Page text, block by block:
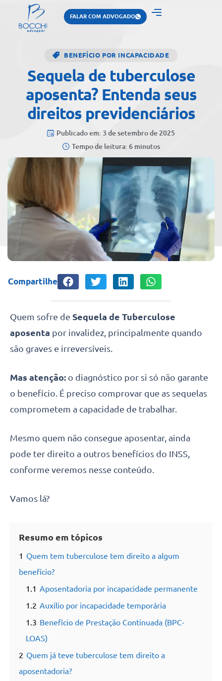
FALAR COM ADVOGADO
BENEFÍCIO POR INCAPACIDADE
Sequela de tuberculose
aposenta? Entenda seus
direitos previdenciários
Publicado em: 3 de setembro de 2025
Tempo de leitura: 6 minutos
Compartilhe
Quem sofre de Sequela de Tuberculose
aposenta por invalidez, principalmente quando
são graves e irreversíveis.
Mas atenção: o diagnóstico por si só não garante
o benefício. É preciso comprovar que as sequelas
comprometem a capacidade de trabalhar.
Mesmo quem não consegue aposentar, ainda
pode ter direito a outros benefícios do INSS,
conforme veremos nesse conteúdo.
Vamos lá?
Resumo em tópicos
1 Quem tem tuberculose tem direito a algum
benefício?
1.1 Aposentadoria por incapacidade permanente
1.2 Auxílio por incapacidade temporária
1.3 Benefício de Prestação Continuada (BPC-
LOAS)
2 Quem já teve tuberculose tem direito a
aposentadoria?